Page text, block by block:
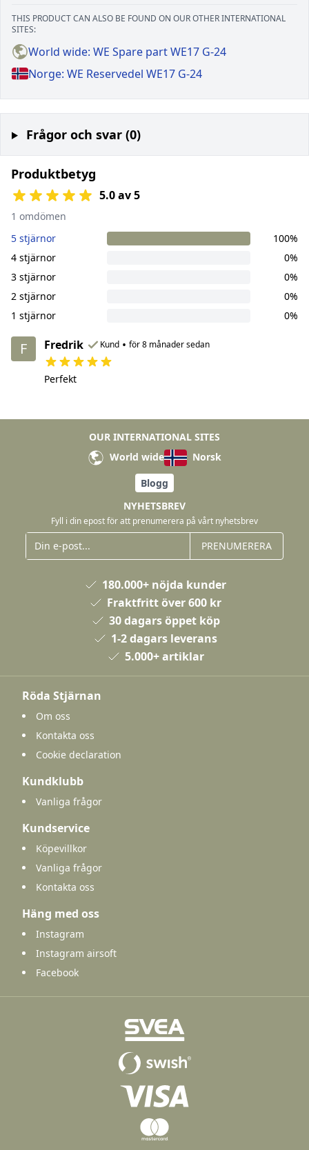
THIS PRODUCT CAN ALSO BE FOUND ON OUR OTHER INTERNATIONAL
SITES:
World wide: WE Spare part WE17 G-24
Norge: WE Reservedel WE17 G-24
Frågor och svar (0)
Produktbetyg
5.0 av 5
1 omdömen
5 stjärnor
100%
4 stjärnor
0%
3 stjärnor
0%
2 stjärnor
0%
1 stjärnor
0%
F Fredrik Kund • för 8 månader sedan
Perfekt
OUR INTERNATIONAL SITES
World wide
Norsk
Blogg
NYHETSBREV
Fyll i din epost för att prenumerera på vårt nyhetsbrev
PRENUMERERA
180.000+ nöjda kunder
Fraktfritt över 600 kr
30 dagars öppet köp
1-2 dagars leverans
5.000+ artiklar
Röda Stjärnan
Om oss
Kontakta oss
Cookie declaration
Kundklubb
Vanliga frågor
Kundservice
Köpevillkor
Vanliga frågor
Kontakta oss
Häng med oss
Instagram
Instagram airsoft
Facebook